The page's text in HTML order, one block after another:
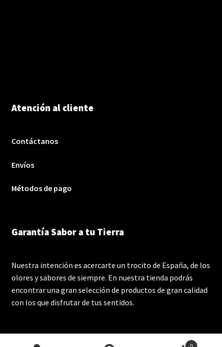
Atención al cliente
Contáctanos
Envíos
Métodos de pago
Garantía Sabor a tu Tierra
Nuestra intención es acercarte un trocito de España, de los
olores y sabores de siempre. En nuestra tienda podrás
encontrar una gran selección de productos de gran calidad
con los que disfrutar de tus sentidos.